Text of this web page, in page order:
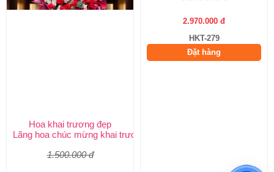
Hoa khai trương đẹp
Lãng hoa chúc mừng khai trương
1.500.000 đ